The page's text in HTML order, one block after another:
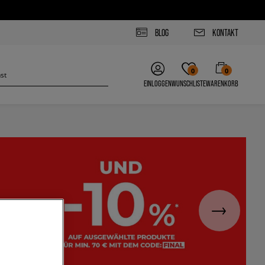
BLOG KONTAKT
EINLOGGEN
0
WUNSCHLISTE
0
WARENKORB